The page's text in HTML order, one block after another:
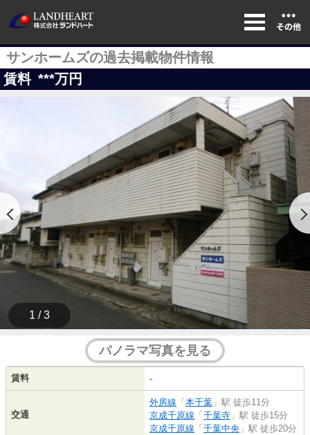
サンホームズの過去掲載物件情報
賃料 ***万円
1 / 3
パノラマ写真を見る
賃料 -
交通
外房線 「 本千葉 」駅 徒歩11分
京成千原線 「 千葉寺 」駅 徒歩15分
京成千原線 「 千葉中央 」駅 徒歩20分